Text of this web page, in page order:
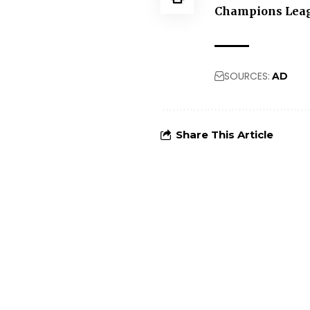
Champions
SOURCES: AD
Share This Article